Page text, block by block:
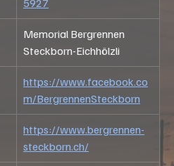
5927
Memorial Bergrennen
Steckborn-Eichhölzli
https://www.facebook.co
m/BergrennenSteckborn
https://www.bergrennen-
steckborn.ch/